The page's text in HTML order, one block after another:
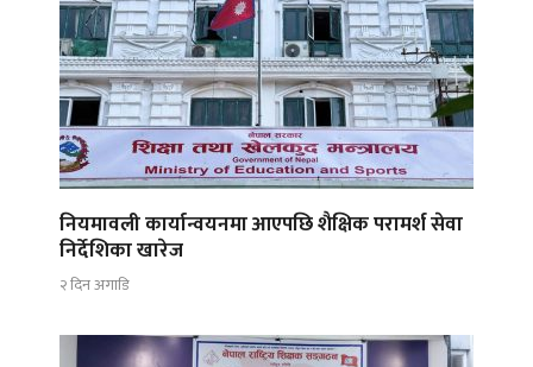
नियमावली कार्यान्वयनमा आएपछि शैक्षिक परामर्श सेवा
निर्देशिका खारेज
२ दिन अगाडि